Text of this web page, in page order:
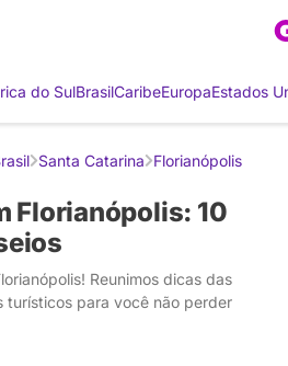
do SulBrasilCaribeEuropaEstados
Santa Catarina Florianópolis
Florianópolis: 10
Reunimos dicas das
turísticos para você não perder